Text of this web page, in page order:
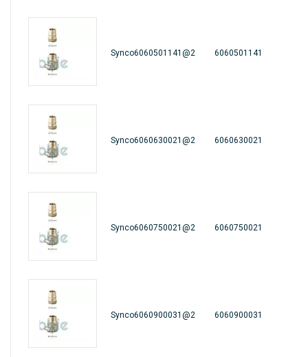
Synco6060501141@2 6060501141
Synco6060630021@2 6060630021
Synco6060750021@2 6060750021
Synco6060900031@2 6060900031